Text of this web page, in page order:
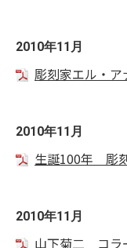
2010年11月
彫刻家エル・ア
2010年11月
生誕100年 彫
2010年11月
山下菊二 コラ